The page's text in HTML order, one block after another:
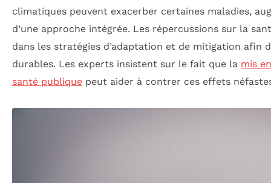
climatiques peuvent exacerber certaines maladies,
d’une approche intégrée. Les répercussions sur la
dans les stratégies d’adaptation et de mitigation afin
durables. Les experts insistent sur le fait que la mis
santé publique peut aider à contrer ces effets